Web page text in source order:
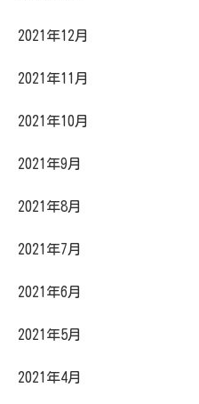
2021年12月
2021年11月
2021年10月
2021年9月
2021年8月
2021年7月
2021年6月
2021年5月
2021年4月